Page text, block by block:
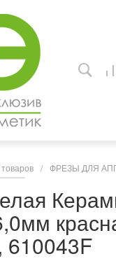
/ ФРЕЗЫ ДЛЯ
610043F